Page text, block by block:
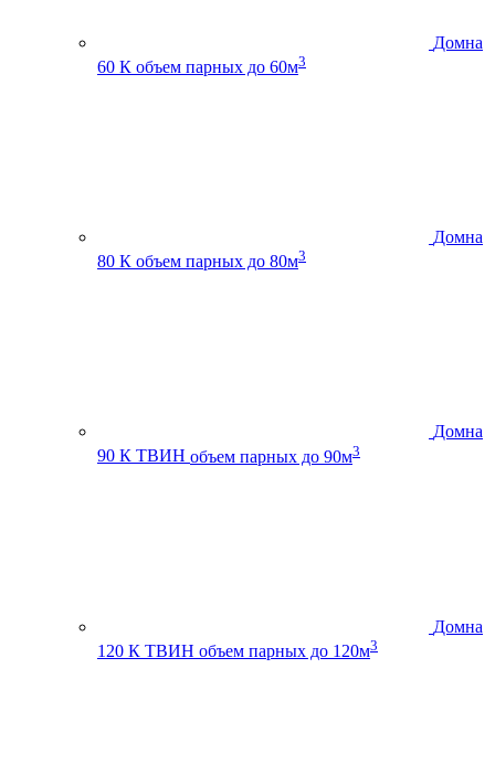
Домна
60 К объем парных до 60м3
Домна
80 К объем парных до 80м3
Домна
90 К ТВИН объем парных до 90м3
Домна
120 К ТВИН объем парных до 120м3